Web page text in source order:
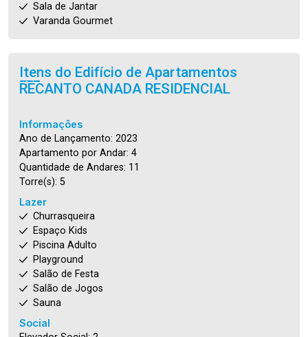
Sala de Jantar
Varanda Gourmet
Itens do Edifício de Apartamentos
RECANTO CANADA RESIDENCIAL
Informações
Ano de Lançamento: 2023
Apartamento por Andar: 4
Quantidade de Andares: 11
Torre(s): 5
Lazer
Churrasqueira
Espaço Kids
Piscina Adulto
Playground
Salão de Festa
Salão de Jogos
Sauna
Social